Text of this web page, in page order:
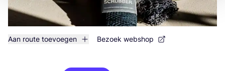
Aan route toevoegen Bezoek webshop